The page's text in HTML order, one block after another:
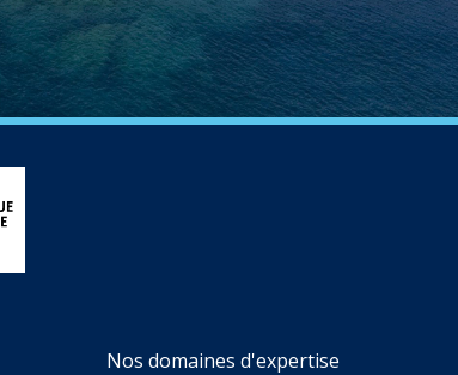
Nos domaines d'expertise